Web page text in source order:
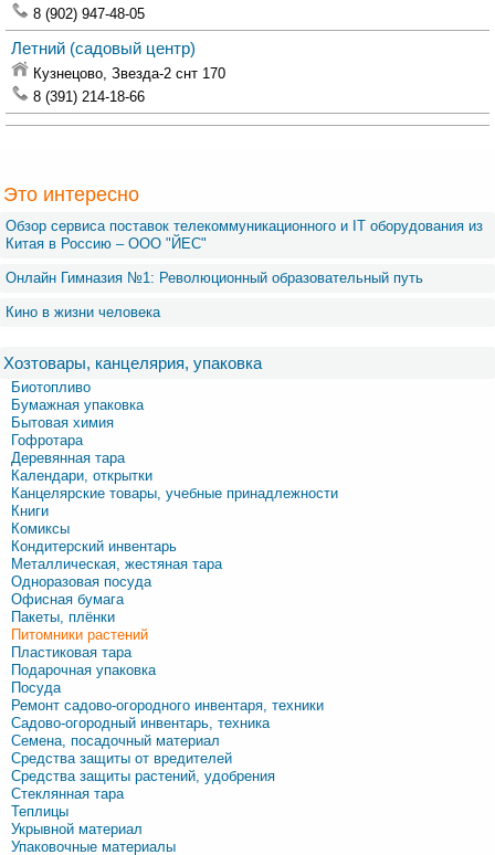
8 (902) 947-48-05
Летний (садовый центр)
Кузнецово, Звезда-2 снт 170
8 (391) 214-18-66
Это интересно
Обзор сервиса поставок телекоммуникационного и IT оборудования из
Китая в Россию – OOO "ЙЕС"
Онлайн Гимназия №1: Революционный образовательный путь
Кино в жизни человека
Хозтовары, канцелярия, упаковка
Биотопливо
Бумажная упаковка
Бытовая химия
Гофротара
Деревянная тара
Календари, открытки
Канцелярские товары, учебные принадлежности
Книги
Комиксы
Кондитерский инвентарь
Металлическая, жестяная тара
Одноразовая посуда
Офисная бумага
Пакеты, плёнки
Питомники растений
Пластиковая тара
Подарочная упаковка
Посуда
Ремонт садово-огородного инвентаря, техники
Садово-огородный инвентарь, техника
Семена, посадочный материал
Средства защиты от вредителей
Средства защиты растений, удобрения
Стеклянная тара
Теплицы
Укрывной материал
Упаковочные материалы